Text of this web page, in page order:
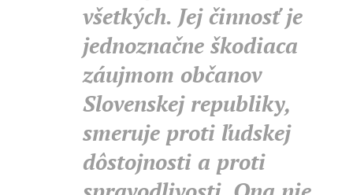
všetkých. Jej činnosť je
jednoznačne škodiaca
záujmom občanov
Slovenskej republiky,
smeruje proti ľudskej
dôstojnosti a proti